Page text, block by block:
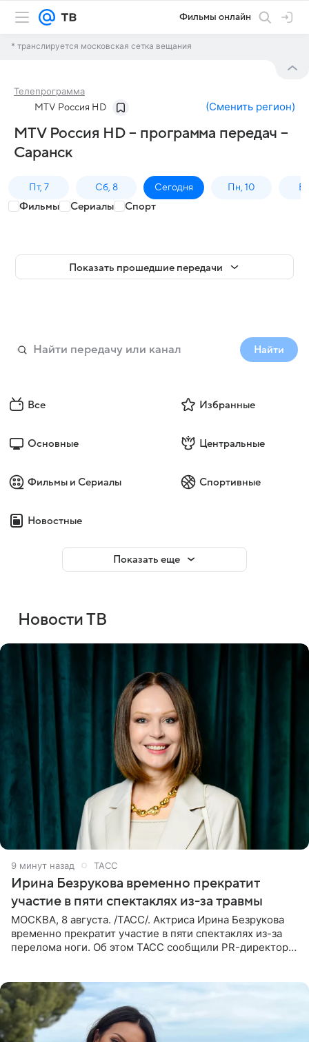
Фильмы онлайн
* транслируется московская сетка вещания
Телепрограмма
MTV Россия HD (Сменить регион)
MTV Россия HD – программа передач –
Саранск
Пт, 7 Сб, 8 Сегодня Пн, 10
Фильмы Сериалы Спорт
Показать прошедшие передачи
Найти
Все Избранные
Основные Центральные
Фильмы и Сериалы Спортивные
Новостные
Показать еще
Новости ТВ
9 минут назад ТАСС
Ирина Безрукова временно прекратит
участие в пяти спектаклях из-за травмы
МОСКВА, 8 августа. /ТАСС/. Актриса Ирина Безрукова
временно прекратит участие в пяти спектаклях из-за
перелома ноги. Об этом ТАСС сообщили PR-директор